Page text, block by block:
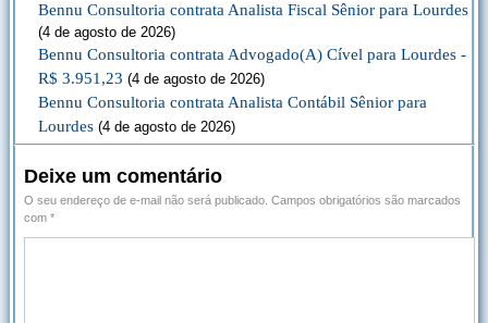
Bennu Consultoria contrata Analista Fiscal Sênior para Lourdes
(4 de agosto de 2026)
Bennu Consultoria contrata Advogado(A) Cível para Lourdes -
R$ 3.951,23 (4 de agosto de 2026)
Bennu Consultoria contrata Analista Contábil Sênior para
Lourdes (4 de agosto de 2026)
Deixe um comentário
O seu endereço de e-mail não será publicado. Campos obrigatórios são marcados
com *